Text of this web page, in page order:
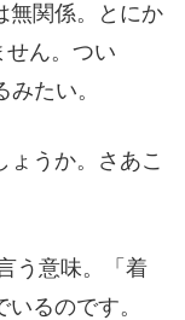
無関係。とにか
せん。つい
たい。
うか。さあこ
う意味。「着
るのです。